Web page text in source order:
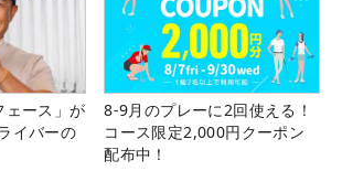
ェース」が
イバーの
8-9月のプレーに2回使える！
コース限定2,000円クーポン
配布中！